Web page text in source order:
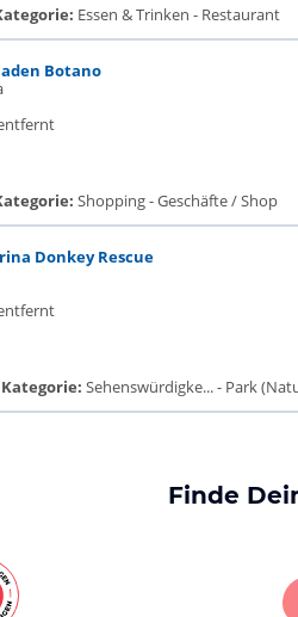
Essen & Trinken - Restaurant
Botano
Shopping - Geschäfte / Shop
Donkey Rescue
Kategorie: Sehenswürdigke... - Park
Finde